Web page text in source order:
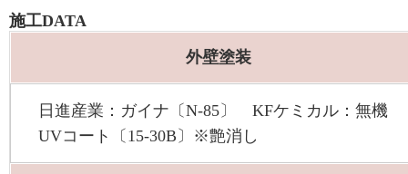
施工DATA
外壁塗装
日進産業：ガイナ〔N-85〕 KFケミカル：無機
UVコート〔15-30B〕※艶消し